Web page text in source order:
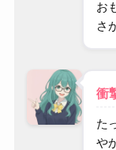
お
さ
衝
た
や